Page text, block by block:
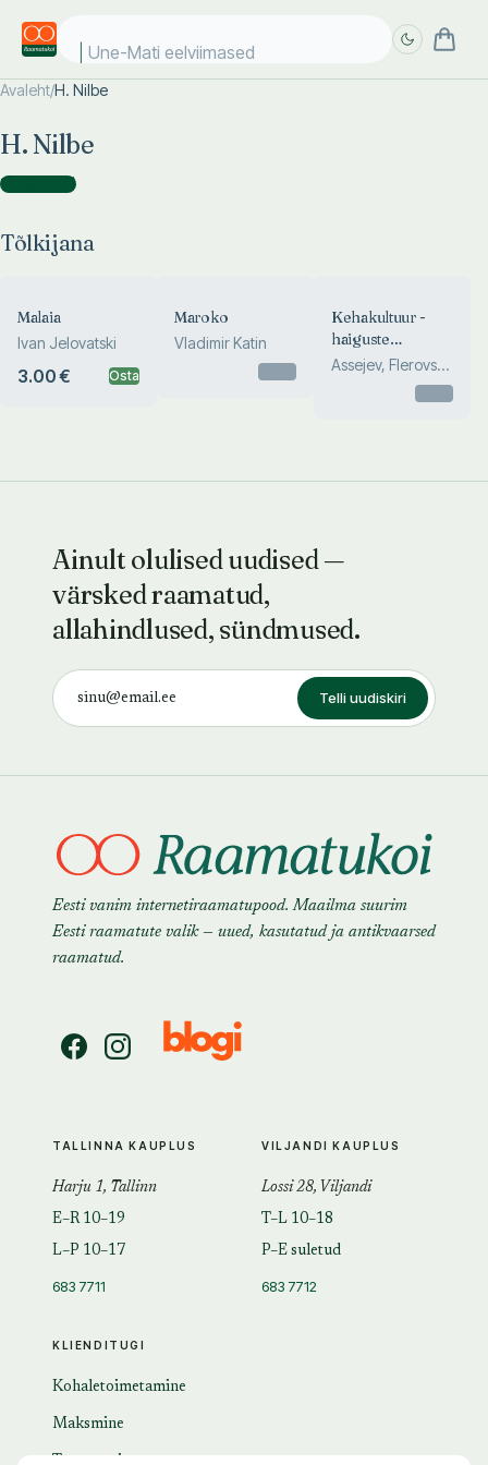
Une-Mati eelviimased
Avaleht/H. Nilbe
H. Nilbe
Tõlkijana )
Tõlkijana
Malaia
Ivan Jelovatski
3.00 € Osta
Maroko
Vladimir Katin
Kehakultuur -
haiguste
vaenlane
Assejev, Flerovski,
Ainult olulised uudised —
värsked raamatud,
allahindlused, sündmused.
Telli uudiskiri
Eesti vanim internetiraamatupood. Maailma suurim
Eesti raamatute valik — uued, kasutatud ja antikvaarsed
raamatud.
KLIENDITUGI
Kohaletoimetamine
Maksmine
TALLINNA KAUPLUS
Harju 1, Tallinn
E–R 10–19
L–P 10–17
683 7711
VILJANDI KAUPLUS
Lossi 28, Viljandi
T–L 10–18
P–E suletud
683 7712